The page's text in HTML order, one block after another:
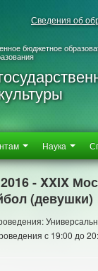
Сведения об
бюджетное
Наука
- XXIX
(девушки)
с 19:00 до